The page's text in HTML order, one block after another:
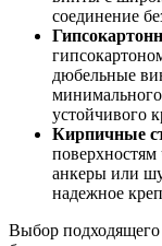
соединение
дюбельные
устойчивого
Кирпичные
анкеры или
надежное
Выбор подходящего